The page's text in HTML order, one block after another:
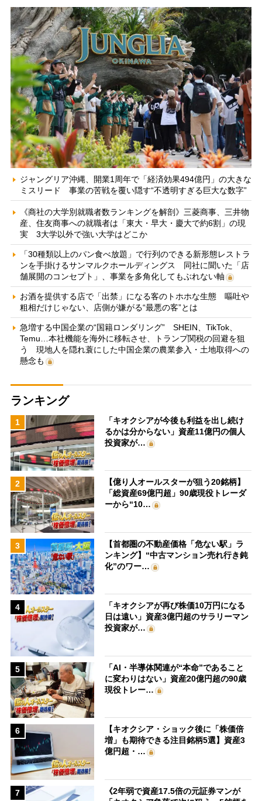
ジャングリア沖縄、開業1周年で「経済効果494億円」の大きな
ミスリード 事業の苦戦を覆い隠す“不透明すぎる巨大な数字”
《商社の大学別就職者数ランキングを解剖》三菱商事、三井物
産、住友商事への就職者は「東大・早大・慶大で約6割」の現
実 3大学以外で強い大学はどこか
「30種類以上のパン食べ放題」で行列のできる新形態レストラ
ンを手掛けるサンマルクホールディングス 同社に聞いた「店
舗展開のコンセプト」、事業を多角化してもぶれない軸
お酒を提供する店で「出禁」になる客のトホホな生態 嘔吐や
粗相だけじゃない、店側が嫌がる“最悪の客”とは
急増する中国企業の“国籍ロンダリング” SHEIN、TikTok、
Temu…本社機能を海外に移転させ、トランプ関税の回避を狙
う 現地人を隠れ蓑にした中国企業の農業参入・土地取得への
懸念も
ランキング
1
「キオクシアが今後も利益を出し続け
るかは分からない」資産11億円の個人
投資家が…
2
【億り人オールスターが狙う20銘柄】
「総資産69億円超」90歳現役トレーダ
ーから“10…
3
【首都圏の不動産価格「危ない駅」ラ
ンキング】“中古マンション売れ行き鈍
化”のワー…
4
「キオクシアが再び株価10万円になる
日は遠い」資産3億円超のサラリーマン
投資家が…
5
「AI・半導体関連が“本命”であること
に変わりはない」資産20億円超の90歳
現役トレー…
6
【キオクシア・ショック後に「株価倍
増」も期待できる注目銘柄5選】資産3
億円超・…
7
《2年弱で資産17.5倍の元証券マンが